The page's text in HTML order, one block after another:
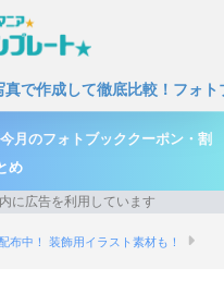
真で作成して徹底比較！フォ
今月のフォトブッククーポン・割
め
布中！ 装飾用イラスト素材も！